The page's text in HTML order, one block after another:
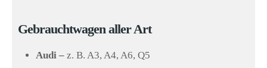
Gebrauchtwagen aller Art
Audi – z. B. A3, A4, A6, Q5